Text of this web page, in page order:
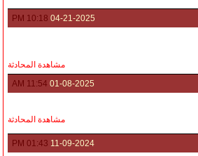
04-21-2025
10:18 PM
مشاهدة المحادثة
01-08-2025
11:54 AM
مشاهدة المحادثة
11-09-2024
01:43 PM